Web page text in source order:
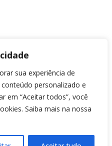
sua experiência de
personalizado e
em “Aceitar todos”, você
Saiba mais na nossa